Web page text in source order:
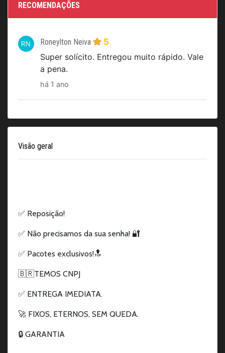
o
RECOMENDAÇÕES
Roneylton Neiva
5
Super solícito. Entregou muito rápido. Vale
a pena.
há 1 ano
Visão geral
✅ Reposição!
✅ Não precisamos da sua senha! 🔐
✅ Pacotes exclusivos!🔝
🇧🇷TEMOS CNPJ
✅ ENTREGA IMEDIATA.
🚀 FIXOS, ETERNOS, SEM QUEDA.
🔒 GARANTIA